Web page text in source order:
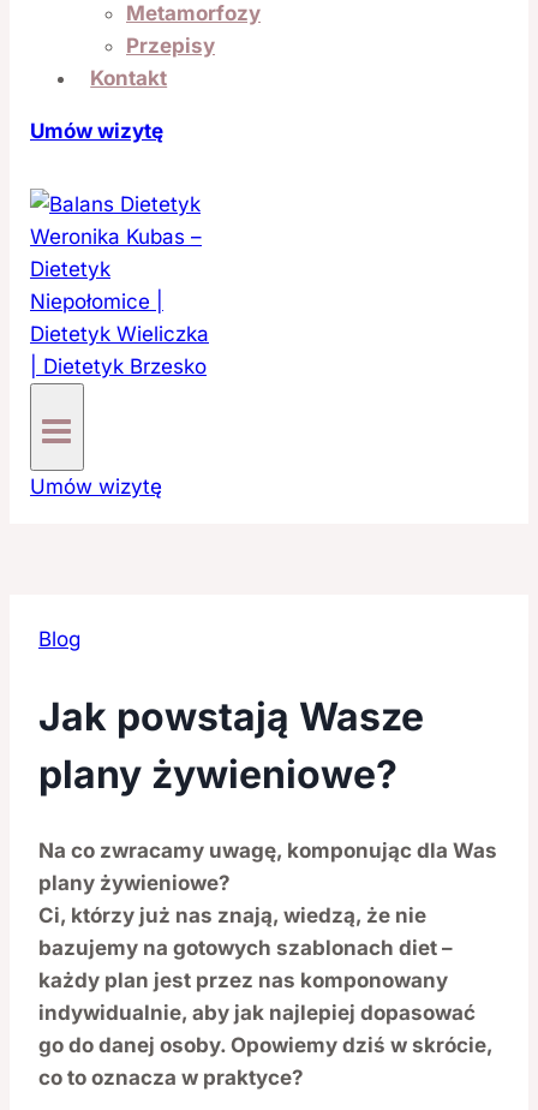
Metamorfozy
Przepisy
Kontakt
Umów wizytę
Umów wizytę
Blog
Jak powstają Wasze
plany żywieniowe?
Na co zwracamy uwagę, komponując dla Was
plany żywieniowe?
Ci, którzy już nas znają, wiedzą, że nie
bazujemy na gotowych szablonach diet –
każdy plan jest przez nas komponowany
indywidualnie, aby jak najlepiej dopasować
go do danej osoby. Opowiemy dziś w skrócie,
co to oznacza w praktyce?